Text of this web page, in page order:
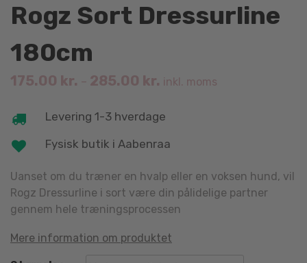
Rogz Sort Dressurline
180cm
175.00 kr. – 285.00 kr. inkl. moms
Levering 1-3 hverdage
Fysisk butik i Aabenraa
Uanset om du træner en hvalp eller en voksen hund, vil
Rogz Dressurline i sort være din pålidelige partner
gennem hele træningsprocessen
Mere information om produktet